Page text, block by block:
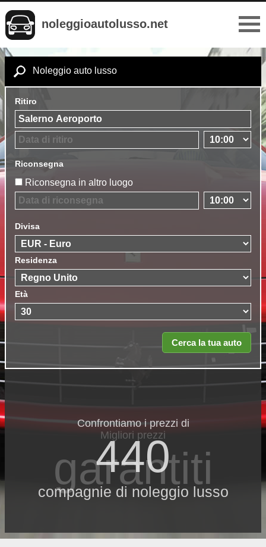
noleggioautolusso.net
Noleggio auto lusso
Ritiro
Riconsegna
Riconsegna in altro luogo
Divisa
Residenza
Età
Confrontiamo i prezzi di
440
compagnie di noleggio lusso
Migliori prezzi
garantiti